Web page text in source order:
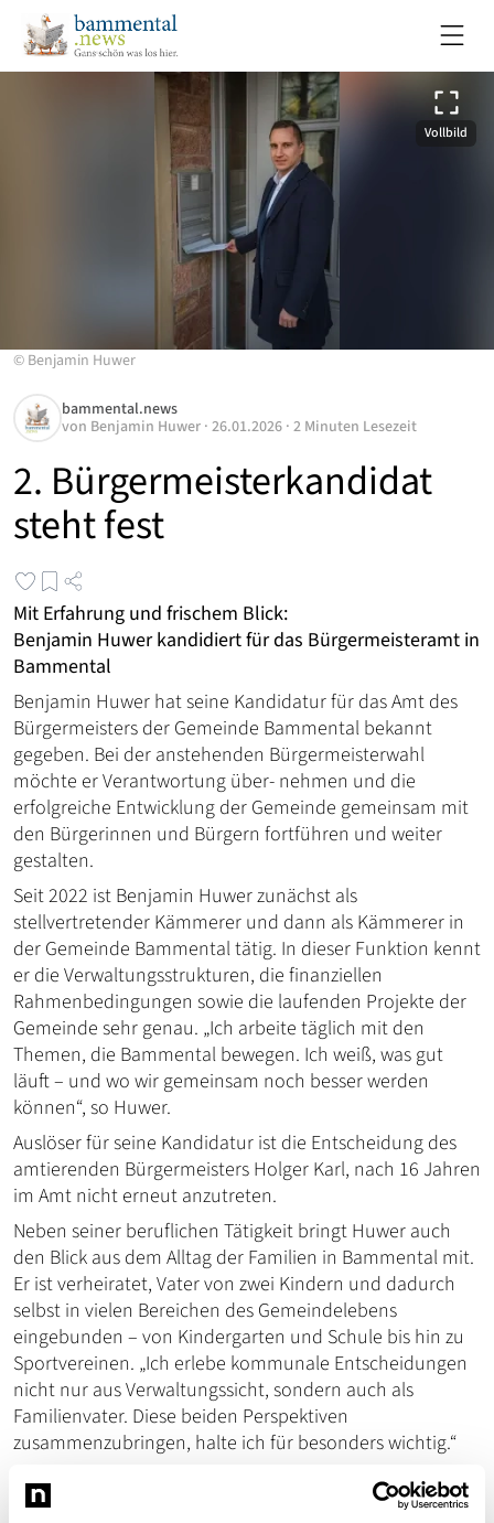
Vollbild
© Benjamin Huwer
2. Bürgermeisterkandidat
steht fest
bammental.news
von Benjamin Huwer · 26.01.2026 · 2 Minuten Lesezeit
Mit Erfahrung und frischem Blick:
Benjamin Huwer kandidiert für das Bürgermeisteramt in
Bammental
Benjamin Huwer hat seine Kandidatur für das Amt des
Bürgermeisters der Gemeinde Bammental bekannt
gegeben. Bei der anstehenden Bürgermeisterwahl
möchte er Verantwortung über- nehmen und die
erfolgreiche Entwicklung der Gemeinde gemeinsam mit
den Bürgerinnen und Bürgern fortführen und weiter
gestalten.
Seit 2022 ist Benjamin Huwer zunächst als
stellvertretender Kämmerer und dann als Kämmerer in
der Gemeinde Bammental tätig. In dieser Funktion kennt
er die Verwaltungsstrukturen, die finanziellen
Rahmenbedingungen sowie die laufenden Projekte der
Gemeinde sehr genau. „Ich arbeite täglich mit den
Themen, die Bammental bewegen. Ich weiß, was gut
läuft – und wo wir gemeinsam noch besser werden
können“, so Huwer.
Auslöser für seine Kandidatur ist die Entscheidung des
amtierenden Bürgermeisters Holger Karl, nach 16 Jahren
im Amt nicht erneut anzutreten.
Neben seiner beruflichen Tätigkeit bringt Huwer auch
den Blick aus dem Alltag der Familien in Bammental mit.
Er ist verheiratet, Vater von zwei Kindern und dadurch
selbst in vielen Bereichen des Gemeindelebens
eingebunden – von Kindergarten und Schule bis hin zu
Sportvereinen. „Ich erlebe kommunale Entscheidungen
nicht nur aus Verwaltungssicht, sondern auch als
Familienvater. Diese beiden Perspektiven
zusammenzubringen, halte ich für besonders wichtig.“
Gleichzeitig steht Huwer für neue Impulse und eine
zukunftsorientierte Weiterentwicklung der Gemeinde. Als